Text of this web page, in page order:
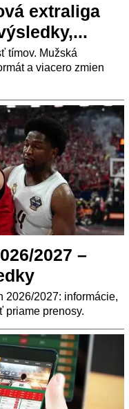
extraliga
tímov. Mužská
a viacero zmien
2027 –
2026/2027: informácie,
priame prenosy.